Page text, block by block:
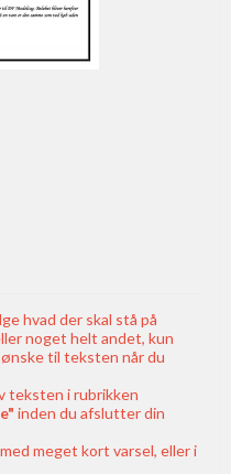
hvad der skal stå på
noget helt andet, kun
til teksten når du
teksten i rubrikken
inden du afslutter din
meget kort varsel, eller i